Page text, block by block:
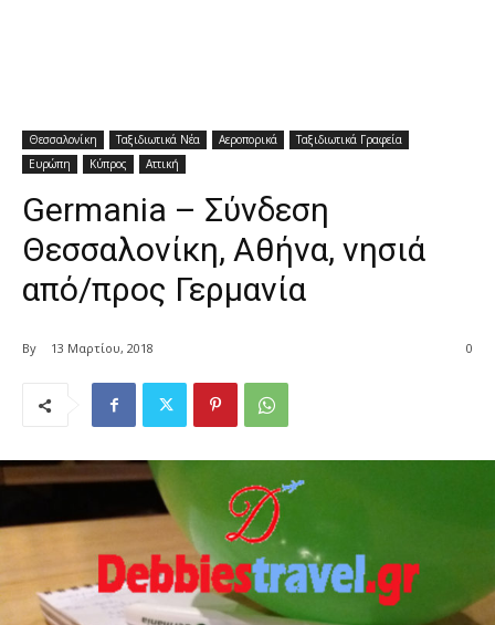
Θεσσαλονίκη Ταξιδιωτικά Νέα Αεροπορικά
Ταξιδιωτικά Γραφεία
Ευρώπη
Κύπρος Αττική
Germania – Σύνδεση
Θεσσαλονίκη, Αθήνα, νησιά
από/προς Γερμανία
By 13 Μαρτίου, 2018 0